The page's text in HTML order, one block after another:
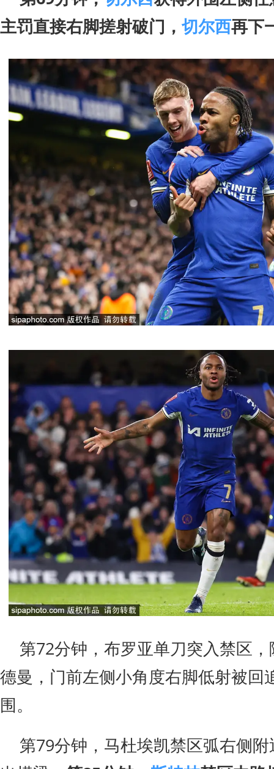
主罚直接右脚搓射破门， 切尔西再下
第72分钟，布罗亚单刀突入禁区
德曼，门前左侧小角度右脚低射被回
围。
第79分钟，马杜埃凯禁区弧右侧